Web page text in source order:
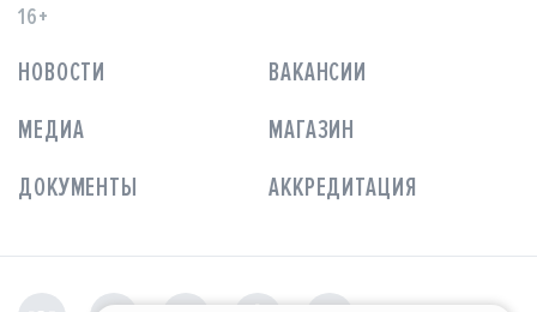
16+
НОВОСТИ
ВАКАНСИИ
МЕДИА
МАГАЗИН
ДОКУМЕНТЫ
АККРЕДИТАЦИЯ